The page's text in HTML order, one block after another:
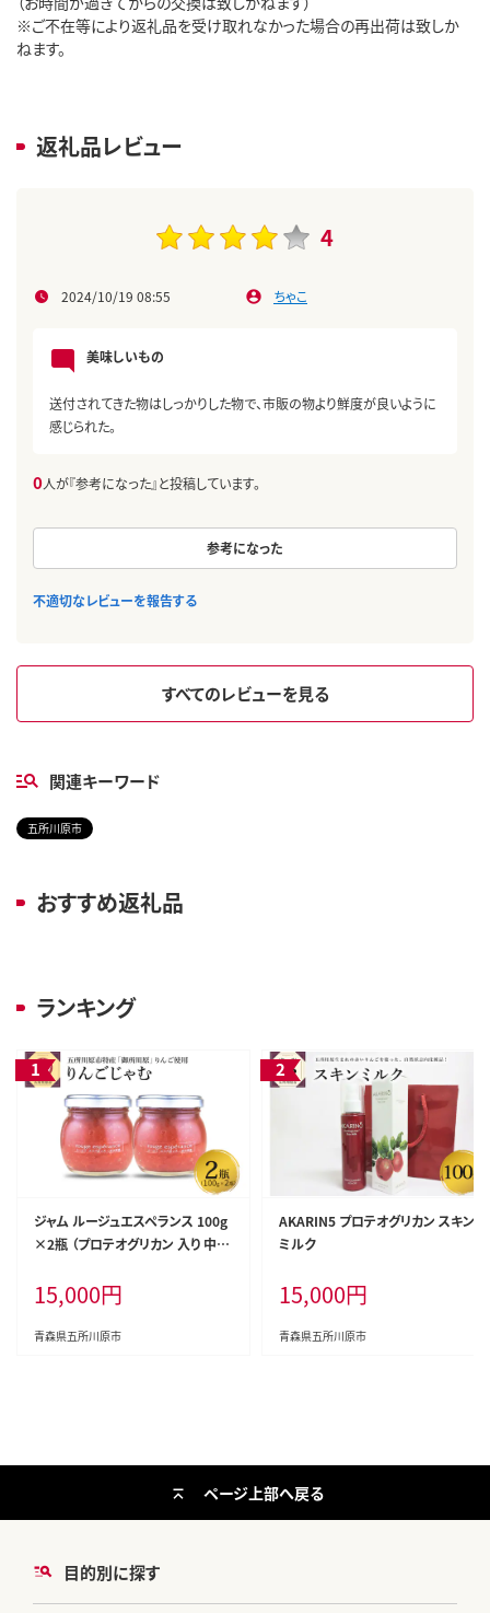
※ご不在等により返礼品を受け取れなかった場合の再出荷は致しか
ねます。
返礼品レビュー
4
2024/10/19 08:55 ちゃこ
美味しいもの
送付されてきた物はしっかりした物で、市販の物より鮮度が良いように
感じられた。
0人が『参考になった』と投稿しています。
参考になった
不適切なレビューを報告する
すべてのレビューを見る
関連キーワード
五所川原市
おすすめ返礼品
ランキング
ジャム ルージュエスペランス 100g
×2瓶 （プロテオグリカン 入り 中ま
15,000円
青森県五所川原市
AKARIN5 プロテオグリカン スキン
ミルク
15,000円
青森県五所川原市
目的別に探す
ページ上部へ戻る